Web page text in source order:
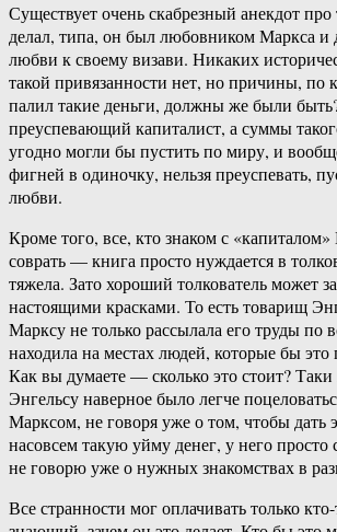
Существует очень скабрезный анекдот про
делал, типа, он был любовником Маркса и
любви к своему визави. Никаких
такой привязанности нет, но причины, по
палил такие деньги, должны же были
преуспевающий капиталист, а суммы
угодно могли бы пустить по миру, и
фигней в одиночку, нельзя преуспевать,
любви.
Кроме того, все, кто знаком с
соврать — книга просто нуждается в
тяжела. Зато хороший толкователь может
настоящими красками. То есть товарищ
Марксу не только рассылала его труды по
находила на местах людей, которые бы
Как вы думаете — сколько это стоит?
Энгельсу наверное было легче
Марксом, не говоря уже о том, чтобы дать
насовсем такую уйму денег, у него просто
не говорю уже о нужных знакомствах в
Все странности мог оплачивать только